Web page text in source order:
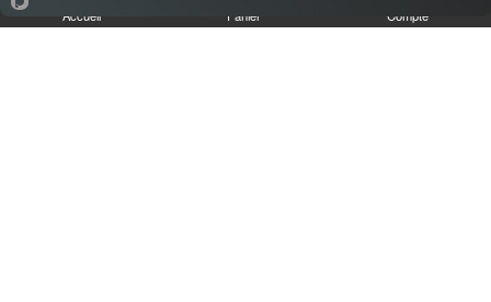
Nos Tajines
Accueil Panier Compte